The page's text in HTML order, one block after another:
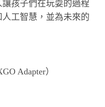
孩子們在玩耍的過程
工智慧，並為未來的
Adapter）